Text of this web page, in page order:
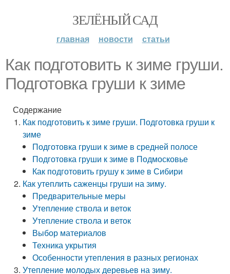
ЗЕЛЁНЫЙ САД
главная новости статьи
Как подготовить к зиме груши.
Подготовка груши к зиме
Содержание
Как подготовить к зиме груши. Подготовка груши к
зиме
Подготовка груши к зиме в средней полосе
Подготовка груши к зиме в Подмосковье
Как подготовить грушу к зиме в Сибири
Как утеплить саженцы груши на зиму.
Предварительные меры
Утепление ствола и веток
Утепление ствола и веток
Выбор материалов
Техника укрытия
Особенности утепления в разных регионах
Утепление молодых деревьев на зиму.